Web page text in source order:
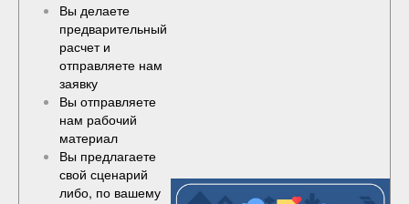
Вы делаете
предварительный
расчет и
отправляете нам
заявку
Вы отправляете
нам рабочий
материал
Вы предлагаете
свой сценарий
либо, по вашему